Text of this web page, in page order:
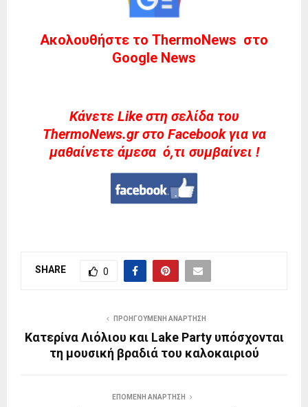
Ακολουθήστε το ThermoNews στο
Google News
Kάνετε Like στη σελίδα του
ThermoNews.gr στο Facebook για να
μαθαίνετε άμεσα ό,τι συμβαίνει !
SHARE 0
ΠΡΟΗΓΟΎΜΕΝΗ ΑΝΆΡΤΗΣΗ
Κατερίνα Λιόλιου και Lake Party υπόσχονται
τη μουσική βραδιά του καλοκαιριού
ΕΠΌΜΕΝΗ ΑΝΆΡΤΗΣΗ